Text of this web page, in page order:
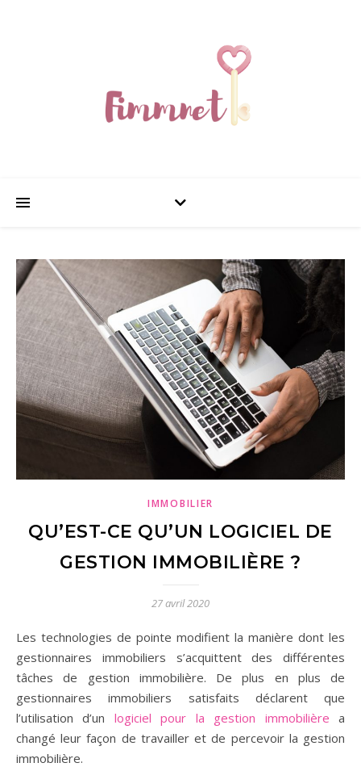
IMMOBILIER
QU’EST-CE QU’UN LOGICIEL DE
GESTION IMMOBILIÈRE ?
27 avril 2020
Les technologies de pointe modifient la manière dont les
gestionnaires immobiliers s’acquittent des différentes
tâches de gestion immobilière. De plus en plus de
gestionnaires immobiliers satisfaits déclarent que
l’utilisation d’un logiciel pour la gestion immobilière a
changé leur façon de travailler et de percevoir la gestion
immobilière.